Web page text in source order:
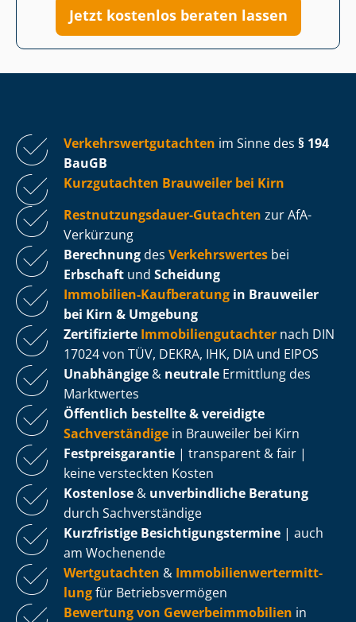
Jetzt kostenlos beraten lassen
Ver­kehrs­wert­gut­ach­ten im Sinne des § 194
BauGB
Kurzgutachten Brauweiler bei Kirn
Rest­nut­zungs­dau­er-Gutachten zur AfA-
Verkürzung
Berechnung des Verkehrswertes bei
Erbschaft und Scheidung
Immobilien-Kaufberatung in Brauweiler
bei Kirn & Umgebung
Zertifizierte Im­mo­bi­li­en­gut­ach­ter nach DIN
17024 von TÜV, DEKRA, IHK, DIA und EIPOS
Unabhängige & neutrale Ermittlung des
Marktwertes
Öffentlich bestellte & vereidigte
Sachverständige in Brauweiler bei Kirn
Fest­preis­ga­ran­tie | transparent & fair |
keine versteckten Kosten
Kostenlose & unverbindliche Beratung
durch Sachverständige
Kurzfristige Be­sich­ti­gungs­ter­mi­ne | auch
am Wochenende
Wertgutachten & Im­mo­bi­li­en­wert­ermitt­
lungfür Be­triebs­ver­mö­gen
Bewertung von Ge­wer­be­im­mo­bi­li­en in